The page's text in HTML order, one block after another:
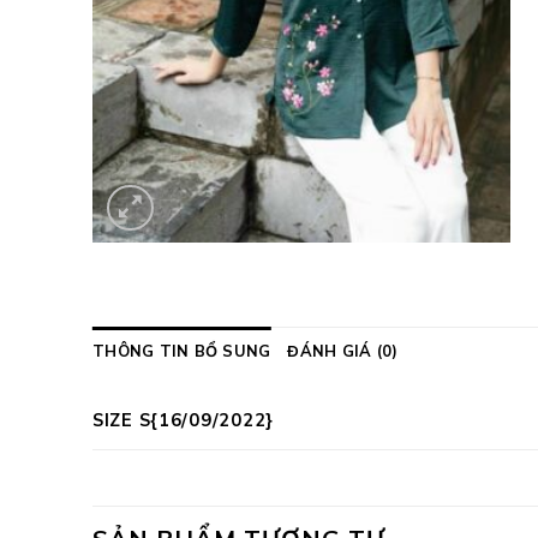
THÔNG TIN BỔ SUNG ĐÁNH GIÁ (0)
SIZE S{16/09/2022}